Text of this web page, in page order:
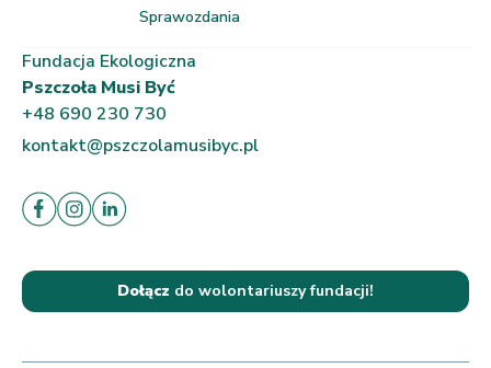
Sprawozdania
Fundacja Ekologiczna
Pszczoła Musi Być
+48 690 230 730
kontakt@pszczolamusibyc.pl
Dołącz do wolontariuszy fundacji!